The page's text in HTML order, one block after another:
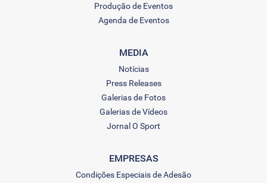
Produção de Eventos
Agenda de Eventos
MEDIA
Notícias
Press Releases
Galerias de Fotos
Galerias de Vídeos
Jornal O Sport
EMPRESAS
Condições Especiais de Adesão